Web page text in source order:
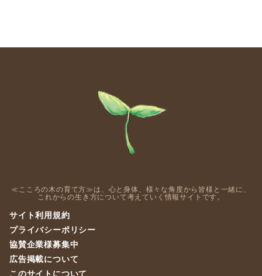
≪こころの木の育て方≫は、心と身体、様々な角度から皆様と一緒に、
これからの生き方について考えていく情報サイトです。
サイト利用規約
プライバシーポリシー
協賛企業様募集中
広告掲載について
このサイトについて